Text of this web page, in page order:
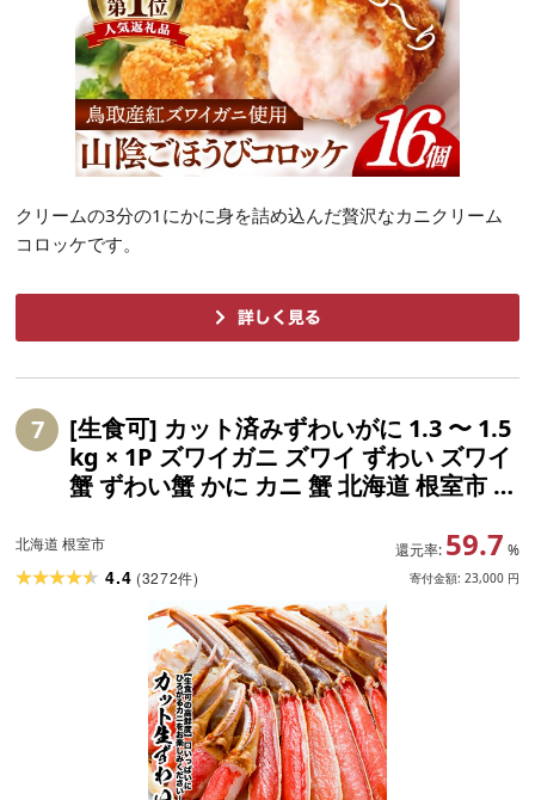
クリームの3分の1にかに身を詰め込んだ贅沢なカニクリーム
コロッケです。
7
[生食可] カット済みずわいがに 1.3 〜 1.5
kg × 1P ズワイガニ ズワイ ずわい ズワイ
蟹 ずわい蟹 かに カニ 蟹 北海道 根室市 ふ
北海道 根室市 還元率: 59.7 %
寄付金額: 23,000 円
4.4 (3272件)